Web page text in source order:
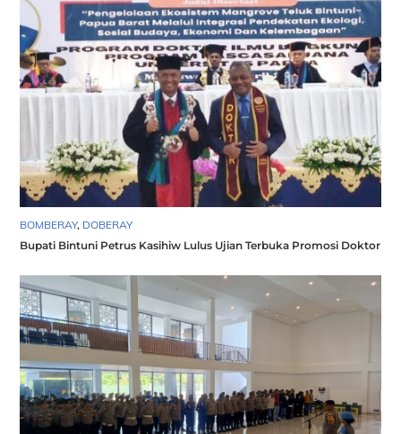
BOMBERAY, DOBERAY
Bupati Bintuni Petrus Kasihiw Lulus Ujian Terbuka Promosi Doktor